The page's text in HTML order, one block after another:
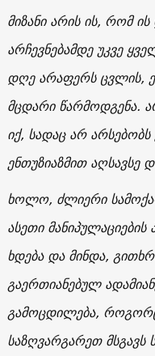
მიზანი არის ის, რომ
არჩევნებამდე უკვე
დღე არაფერს ცვლის,
მცდარი წარმოდგენა.
იქ, სადაც არ
ენთუზიაზმით აღსავსე
ხოლო, ძლიერი
ასეთი
ხდება და მინდა,
გაერთიანებულ
გამოცდილება,
საზღვარგარეთ მსგავს